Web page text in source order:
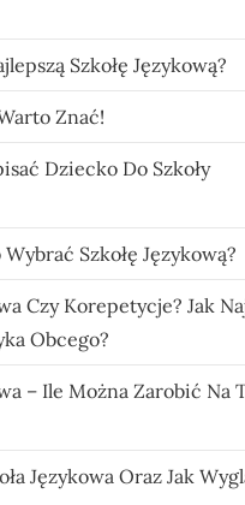
Szkołę Językową?
Znać!
Dziecko Do Szkoły
Szkołę Językową?
Czy Korepetycje? Jak
Obcego?
– Ile Można Zarobić Na
Językowa Oraz Jak